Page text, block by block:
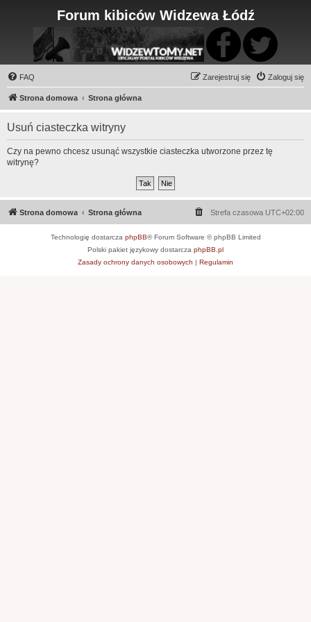
Forum kibiców Widzewa Łódź
FAQ Zaloguj się
Zarejestruj się
Strona domowa Strona główna
Usuń ciasteczka witryny
Czy na pewno chcesz usunąć wszystkie ciasteczka utworzone przez tę
witrynę?
Strona domowa Strona główna Strefa czasowa UTC+02:00
Technologię dostarcza phpBB® Forum Software © phpBB Limited
Polski pakiet językowy dostarcza phpBB.pl
Zasady ochrony danych osobowych | Regulamin